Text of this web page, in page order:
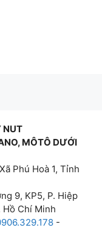
NUT
MÔTÔ DƯỚI
Phú Hoà 1, Tỉnh
9, KP5, P. Hiệp
Chí Minh
-